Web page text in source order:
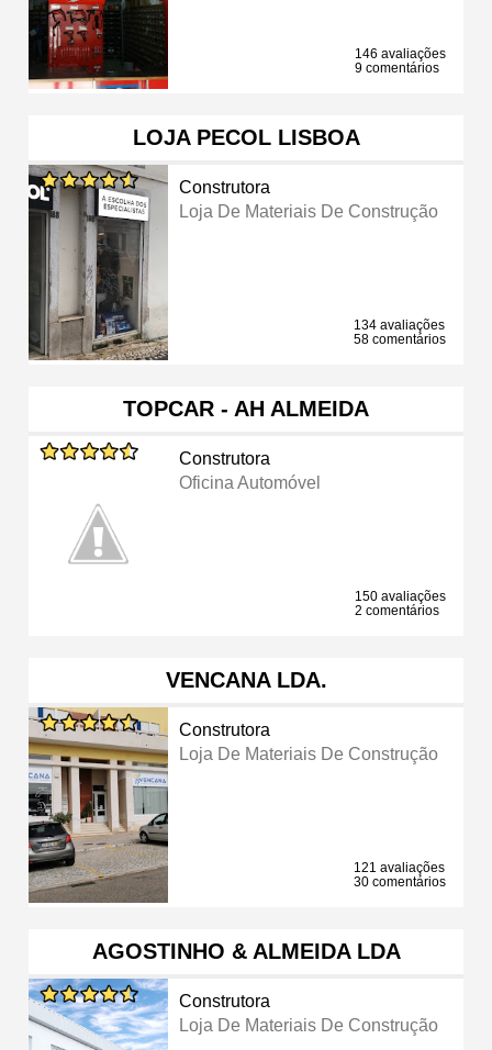
146 avaliações
9 comentários
LOJA PECOL LISBOA
Construtora
Loja De Materiais De Construção
134 avaliações
58 comentários
TOPCAR - AH ALMEIDA
Construtora
Oficina Automóvel
150 avaliações
2 comentários
VENCANA LDA.
Construtora
Loja De Materiais De Construção
121 avaliações
30 comentários
AGOSTINHO & ALMEIDA LDA
Construtora
Loja De Materiais De Construção